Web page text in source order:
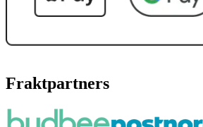
Fraktpartners